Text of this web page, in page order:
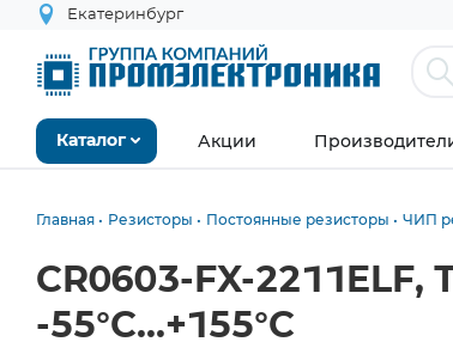
Екатеринбург
Каталог Акции
Главная Резисторы Постоянные резисторы ЧИП
CR0603-FX-
-55°С...+155°С